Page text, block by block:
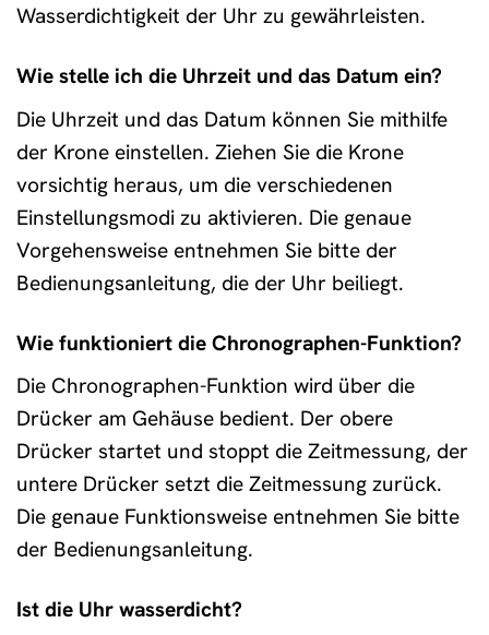
Wasserdichtigkeit der Uhr zu gewährleisten.
Wie stelle ich die Uhrzeit und das Datum ein?
Die Uhrzeit und das Datum können Sie mithilfe
der Krone einstellen. Ziehen Sie die Krone
vorsichtig heraus, um die verschiedenen
Einstellungsmodi zu aktivieren. Die genaue
Vorgehensweise entnehmen Sie bitte der
Bedienungsanleitung, die der Uhr beiliegt.
Wie funktioniert die Chronographen-Funktion?
Die Chronographen-Funktion wird über die
Drücker am Gehäuse bedient. Der obere
Drücker startet und stoppt die Zeitmessung, der
untere Drücker setzt die Zeitmessung zurück.
Die genaue Funktionsweise entnehmen Sie bitte
der Bedienungsanleitung.
Ist die Uhr wasserdicht?